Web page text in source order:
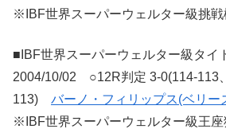
※IBF世界スーパーウェルター級挑戦
■IBF世界スーパーウェルター級タイ
2004/10/02 ○12R判定 3-0(114-113
113) バーノ・フィリップス(ベリー
※IBF世界スーパーウェルター級王座